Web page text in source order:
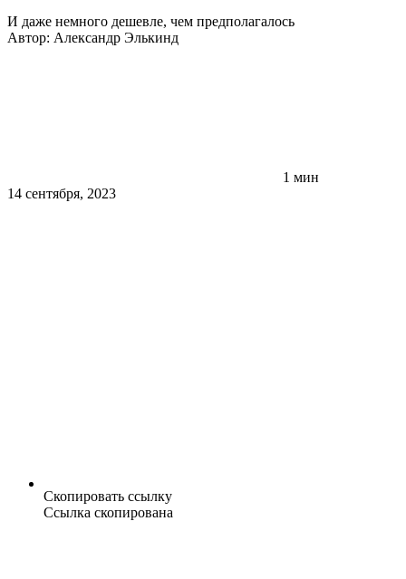
И даже немного дешевле, чем предполагалось
Автор: Александр Элькинд
1 мин
14 сентября, 2023
Скопировать ссылку
Ссылка скопирована